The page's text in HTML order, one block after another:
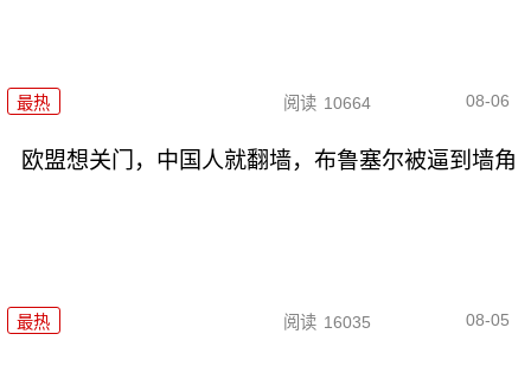
最热 阅读 10664 08-06
欧盟想关门，中国人就翻墙，布鲁塞尔被逼到墙角
最热 阅读 16035 08-05